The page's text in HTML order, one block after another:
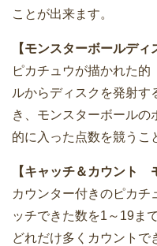
ことが出来ます。
【モンスターボールディ
ピカチュウが描かれた
ルからディスクを発射す
き、モンスターボールの
的に入った点数を競うこ
【キャッチ＆カウント
カウンター付きのピカチ
ッチできた数を1～19ま
どれだけ多くカウントで